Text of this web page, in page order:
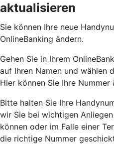
aktualisieren
Sie können Ihre neue
OnlineBanking ändern.
Gehen Sie in Ihrem
auf Ihren Namen und wählen
Hier können Sie Ihre Nummer
Bitte halten Sie Ihre
wir Sie bei wichtigen
können oder im Falle einer
die richtige Nummer